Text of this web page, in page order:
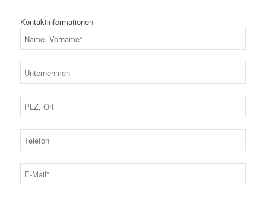
Kontaktinformationen